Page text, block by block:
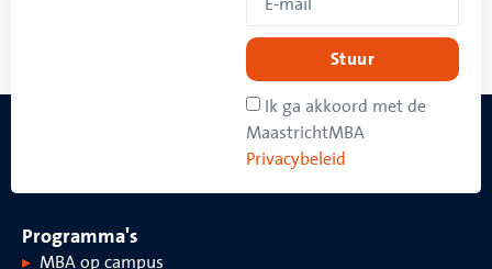
Ik ga akkoord met de
MaastrichtMBA
Privacybeleid
Stuur
Programma's
MBA op campus